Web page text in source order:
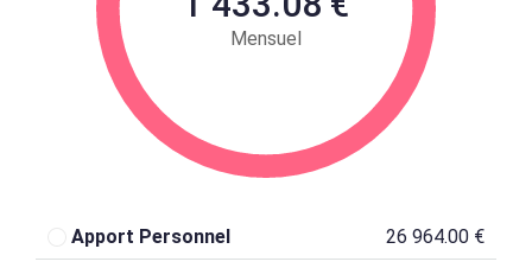
Mensuel
Apport Personnel
26 964.00 €